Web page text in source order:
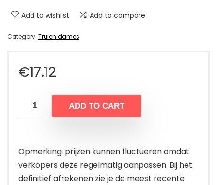
Add to wishlist Add to compare
Category: Truien dames
€17.12
ADD TO CART
Opmerking: prijzen kunnen fluctueren omdat
verkopers deze regelmatig aanpassen. Bij het
definitief afrekenen zie je de meest recente